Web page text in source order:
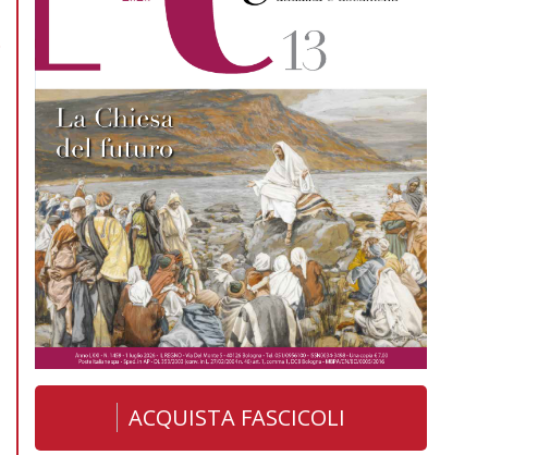
ACQUISTA FASCICOLI